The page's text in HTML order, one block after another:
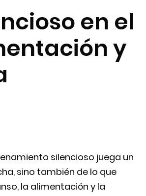
en el
y
silencioso juega un
sino también de lo que
la alimentación y la